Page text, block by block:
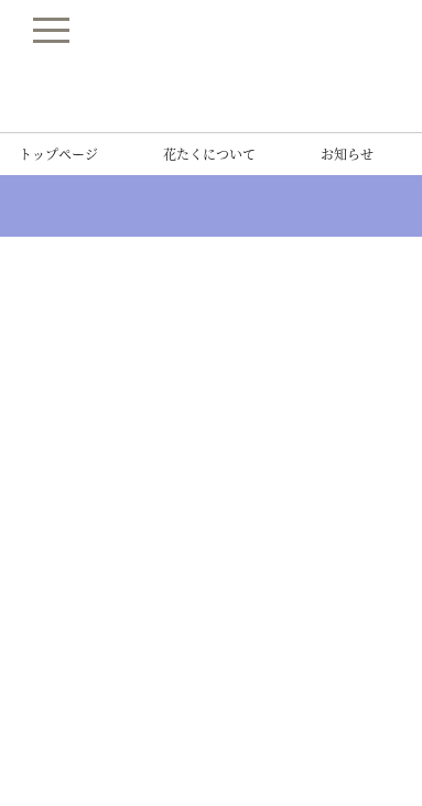
トップページ 花たくについて お知らせ